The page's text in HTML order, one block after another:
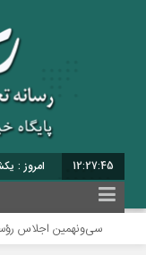
12:27:45 امروز : یکشنبه - ۱۸
سی‌ونهمین اجلاس